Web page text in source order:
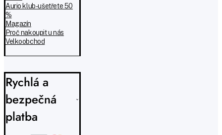
Aurio klub - ušetřete 50
%
Magazín
Proč nakoupit u nás
Velkoobchod
Rychlá a
bezpečná
platba